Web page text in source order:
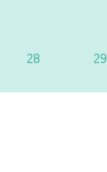
28 29